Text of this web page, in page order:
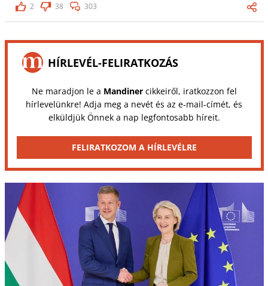
2
38 303
HÍRLEVÉL-FELIRATKOZÁS
Ne maradjon le a Mandinercikkeiről, iratkozzon fel
hírlevelünkre! Adja meg a nevét és az e-mail-címét, és
elküldjük Önnek a nap legfontosabb híreit.
FELIRATKOZOM A HÍRLEVÉLRE